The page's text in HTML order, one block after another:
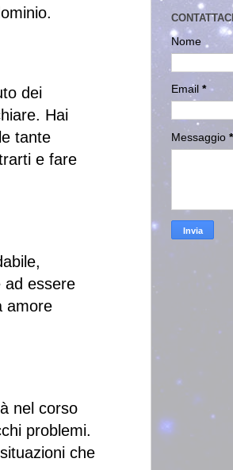
dei
Hai
tante
e fare
ad essere
amore
nel corso
problemi.
che
Nome
Email *
Messaggio *